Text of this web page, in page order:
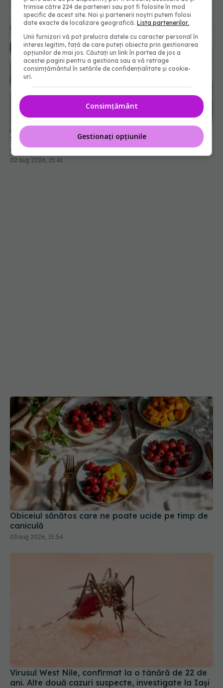
31 iul 2026, 17:58
Semnul care poate indica un risc ascuns de
diabet. Ce au descoperit cercetătorii
02 aug 2026, 15:41
Obiceiul sănătos care ne poate ucide pe timp de
caniculă
03 aug 2026, 15:54
Virusul West Nile, confirmat la o tânără de 22 de
ani. Alte două cazuri suspecte, investigate la Iași
trimise către 224 de parteneri sau pot fi folosite în mod
specific de acest site. Noi și partenerii noștri putem folosi
date exacte de localizare geografică.Lista partenerilor.
Unii furnizori vă pot prelucra datele cu caracter personal în
interes legitim, față de care puteți obiecta prin gestionarea
opțiunilor de mai jos. Căutați un link în partea de jos a
acestei pagini pentru a gestiona sau a vă retrage
consimțământul în setările de confidențialitate și cookie-
uri.
Consimțământ
Gestionați opțiunile